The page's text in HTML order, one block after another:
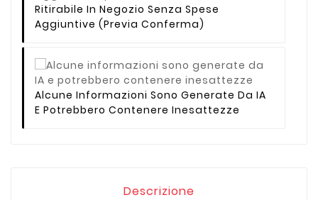
Ritirabile In Negozio Senza Spese
Aggiuntive (previa Conferma)
Alcune Informazioni Sono Generate Da IA
E Potrebbero Contenere Inesattezze
Descrizione